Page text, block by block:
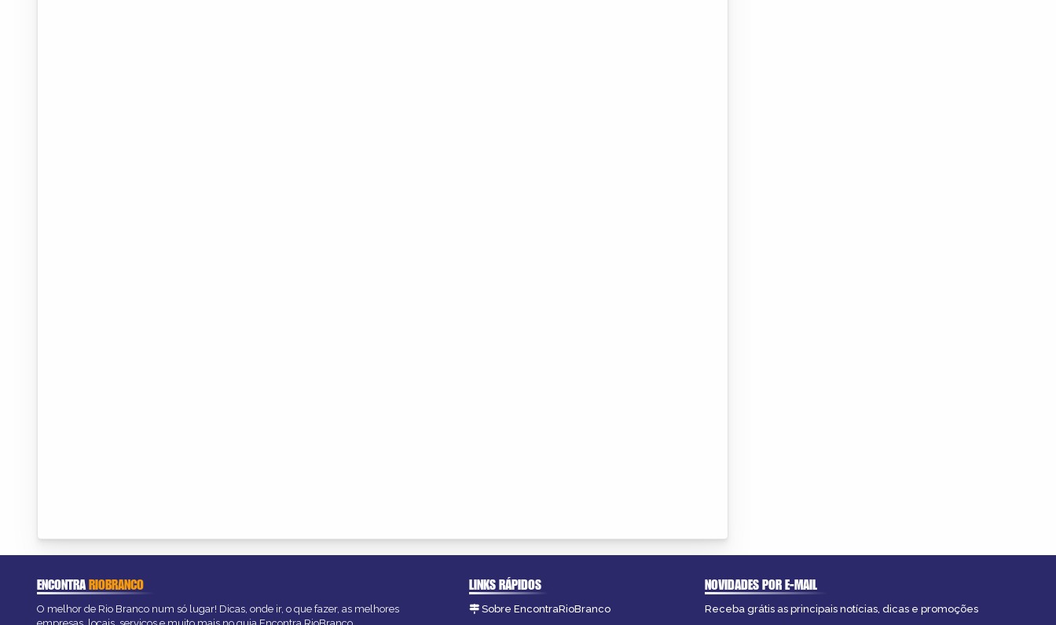
ENCONTRARIOBRANCO
O melhor de Rio Branco num só lugar! Dicas, onde ir, o que fazer, as melhores
LINKS RÁPIDOS
Sobre EncontraRioBranco
NOVIDADES POR E-MAIL
Receba grátis as principais notícias, dicas e promoções